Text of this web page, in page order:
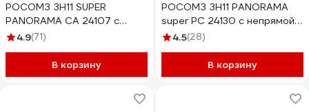
РОСОМЗ ЗН11 SUPER
PANORAMA CA 24107 с
непрямой вентиляцией
4.9(71)
В корзину
РОСОМЗ ЗН11 PANORAMA
super PC 24130 с непрямой
вентиляцией
4.5(28)
В корзину